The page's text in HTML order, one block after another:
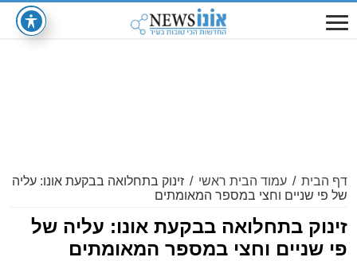
דף הבית / עמוד הבית ראשי / זינוק בתחלואה בבקעת אונו: עליה
של פי שניים וחצי במספר המאומתים
זינוק בתחלואה בבקעת אונו: עליה של
פי שניים וחצי במספר המאומתים